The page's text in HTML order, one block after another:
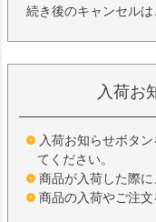
続き後のキャンセルは
入荷お
入荷お知らせボタ
てください。
商品が入荷した際に
商品の入荷やご注文